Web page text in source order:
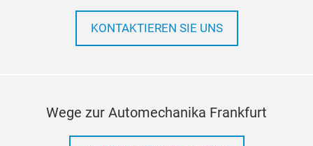
KONTAKTIEREN SIE UNS
Wege zur Automechanika Frankfurt